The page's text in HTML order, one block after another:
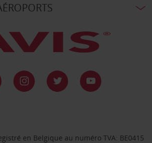
en Belgique au numéro TVA: BE0415